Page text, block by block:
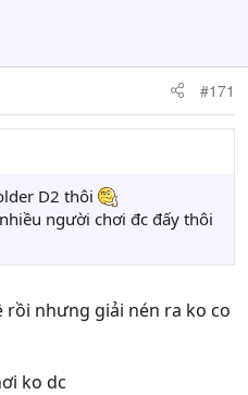
#171
D2 thôi
người chơi đc đấy thôi
nhưng giải nén ra ko co
ko dc